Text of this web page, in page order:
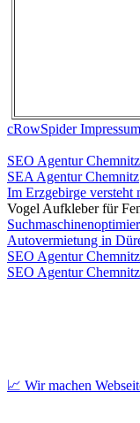
cRowSpider Impressum
SEO Agentur Chemnitz
SEA Agentur Chemnitz
Im Erzgebirge versteht
Vogel Aufkleber für
Autovermietung in
SEO Agentur Chemnitz
SEO Agentur Chemnitz
📈 Wir machen